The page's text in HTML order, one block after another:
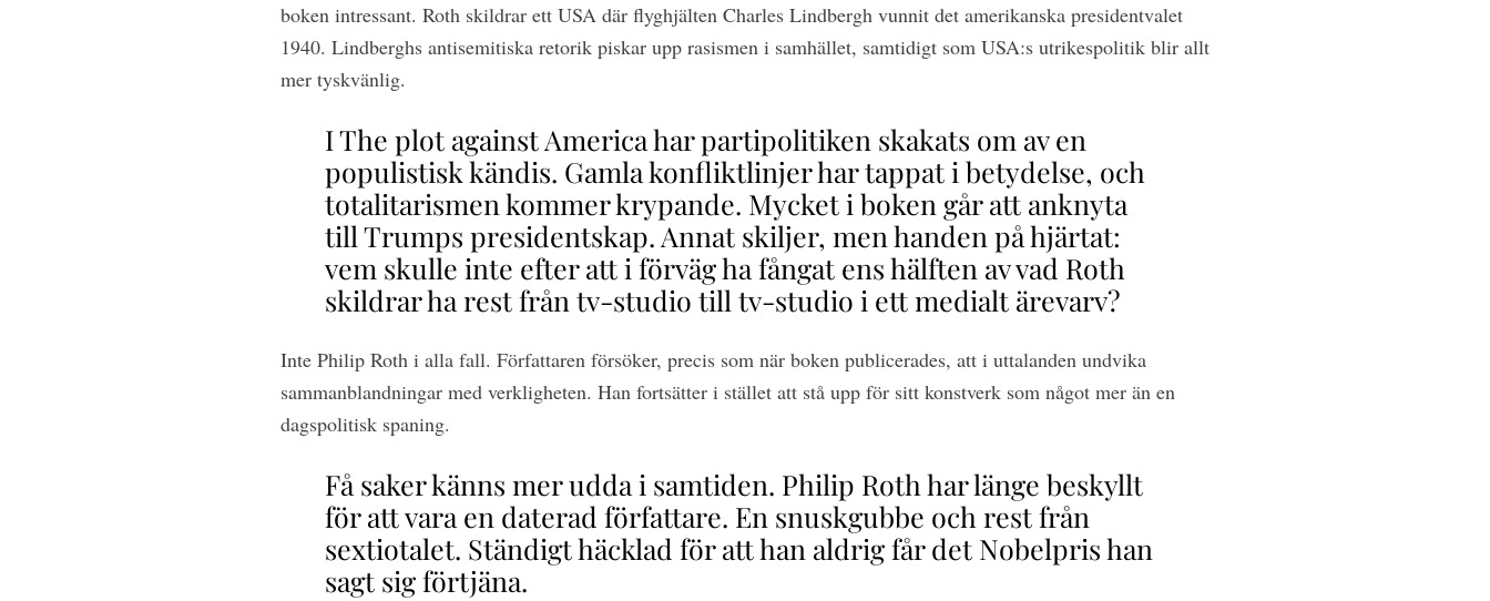
boken intressant. Roth skildrar ett USA där flyghjälten Charles Lindbergh vunnit det amerikanska presidentvalet
1940. Lindberghs antisemitiska retorik piskar upp rasismen i samhället, samtidigt som USA:s utrikespolitik blir allt
mer tyskvänlig.
I The plot against America har partipolitiken skakats om av en
populistisk kändis. Gamla konfliktlinjer har tappat i betydelse, och
totalitarismen kommer krypande. Mycket i boken går att anknyta
till Trumps presidentskap. Annat skiljer, men handen på hjärtat:
vem skulle inte efter att i förväg ha fångat ens hälften av vad Roth
skildrar ha rest från tv-studio till tv-studio i ett medialt ärevarv?
Inte Philip Roth i alla fall. Författaren försöker, precis som när boken publicerades, att i uttalanden undvika
sammanblandningar med verkligheten. Han fortsätter i stället att stå upp för sitt konstverk som något mer än en
dagspolitisk spaning.
Få saker känns mer udda i samtiden. Philip Roth har länge beskyllt
för att vara en daterad författare. En snuskgubbe och rest från
sextiotalet. Ständigt häcklad för att han aldrig får det Nobelpris han
sagt sig förtjäna.